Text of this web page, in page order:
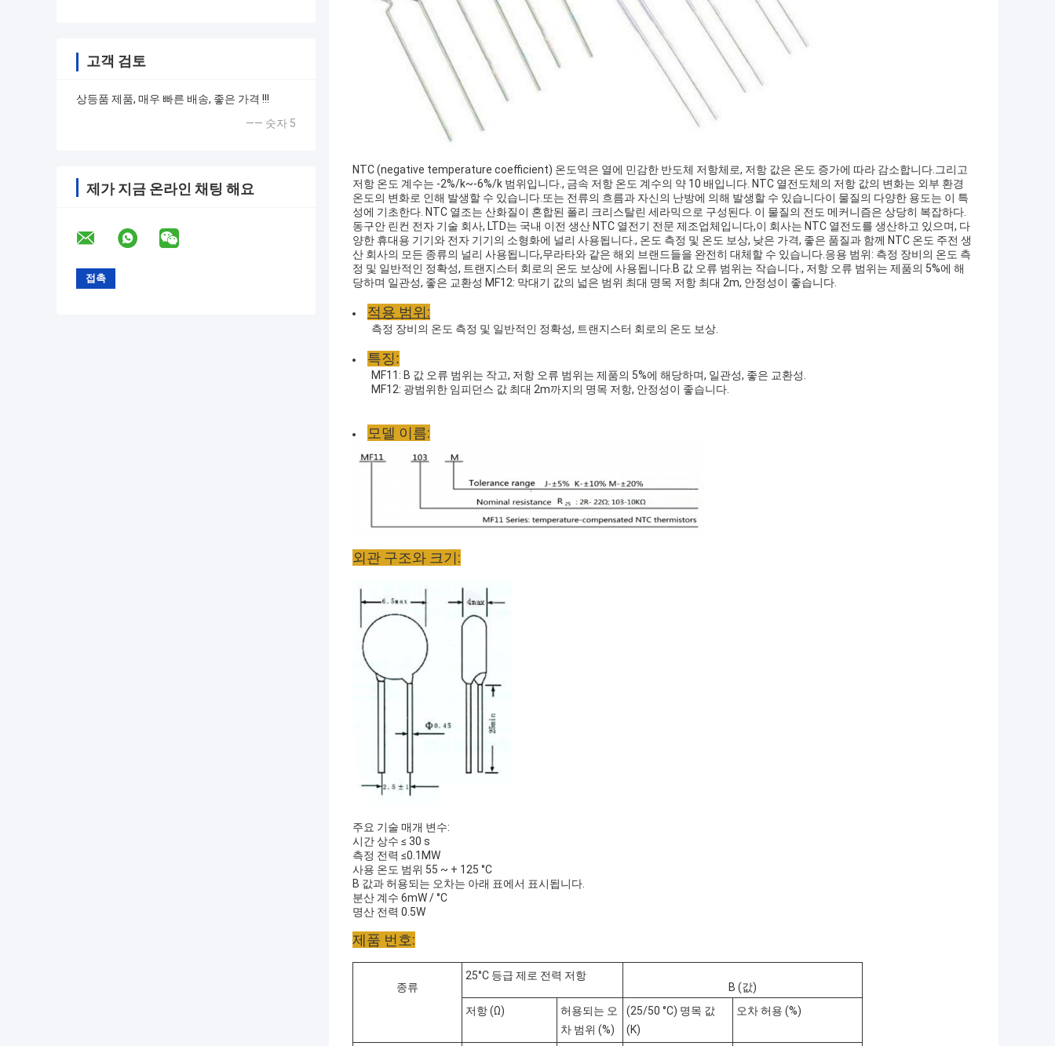
고객 검토
상등품 제품, 매우 빠른 배송, 좋은 가격 !!!
—— 숫자 5
제가 지금 온라인 채팅 해요
NTC (negative temperature coefficient) 온도역은 열에 민감한 반도체 저항체로, 저항 값은 온도 증가에 따라 감소합니다.그리고
저항 온도 계수는 -2%/k~-6%/k 범위입니다., 금속 저항 온도 계수의 약 10 배입니다. NTC 열전도체의 저항 값의 변화는 외부 환경
온도의 변화로 인해 발생할 수 있습니다.또는 전류의 흐름과 자신의 난방에 의해 발생할 수 있습니다이 물질의 다양한 용도는 이 특
성에 기초한다. NTC 열조는 산화질이 혼합된 폴리 크리스탈린 세라믹으로 구성된다. 이 물질의 전도 메커니즘은 상당히 복잡하다.
동구안 린컨 전자 기술 회사, LTD는 국내 이전 생산 NTC 열전기 전문 제조업체입니다,이 회사는 NTC 열전도를 생산하고 있으며, 다
양한 휴대용 기기와 전자 기기의 소형화에 널리 사용됩니다., 온도 측정 및 온도 보상, 낮은 가격, 좋은 품질과 함께 NTC 온도 주전 생
산 회사의 모든 종류의 널리 사용됩니다,무라타와 같은 해외 브랜드들을 완전히 대체할 수 있습니다.응용 범위: 측정 장비의 온도 측
정 및 일반적인 정확성, 트랜지스터 회로의 온도 보상에 사용됩니다.B 값 오류 범위는 작습니다., 저항 오류 범위는 제품의 5%에 해
당하며 일관성, 좋은 교환성 MF12: 막대기 값의 넓은 범위 최대 명목 저항 최대 2m, 안정성이 좋습니다.
적용 범위:
측정 장비의 온도 측정 및 일반적인 정확성, 트랜지스터 회로의 온도 보상.
특징:
MF11: B 값 오류 범위는 작고, 저항 오류 범위는 제품의 5%에 해당하며, 일관성, 좋은 교환성.
MF12: 광범위한 임피던스 값 최대 2m까지의 명목 저항, 안정성이 좋습니다.
모델 이름:
외관 구조와 크기:
주요 기술 매개 변수:
시간 상수 ≤ 30 s
측정 전력 ≤0.1MW
사용 온도 범위 55 ~ + 125 °C
B 값과 허용되는 오차는 아래 표에서 표시됩니다.
분산 계수 6mW / °C
명산 전력 0.5W
제품 번호:
종류
25°C 등급 제로 전력 저항
B (값)
저항 (Ω)
허용되는 오
차 범위 (%)
(25/50 °C) 명목 값
(K)
오차 허용 (%)